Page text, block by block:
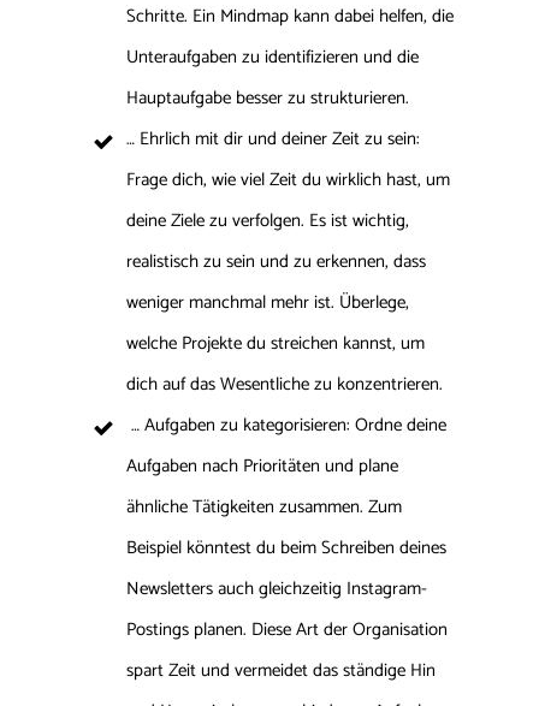
Schritte. Ein Mindmap kann dabei helfen, die
Unteraufgaben zu identifizieren und die
Hauptaufgabe besser zu strukturieren.
… Ehrlich mit dir und deiner Zeit zu sein:
Frage dich, wie viel Zeit du wirklich hast, um
deine Ziele zu verfolgen. Es ist wichtig,
realistisch zu sein und zu erkennen, dass
weniger manchmal mehr ist. Überlege,
welche Projekte du streichen kannst, um
dich auf das Wesentliche zu konzentrieren.
… Aufgaben zu kategorisieren: Ordne deine
Aufgaben nach Prioritäten und plane
ähnliche Tätigkeiten zusammen. Zum
Beispiel könntest du beim Schreiben deines
Newsletters auch gleichzeitig Instagram-
Postings planen. Diese Art der Organisation
spart Zeit und vermeidet das ständige Hin